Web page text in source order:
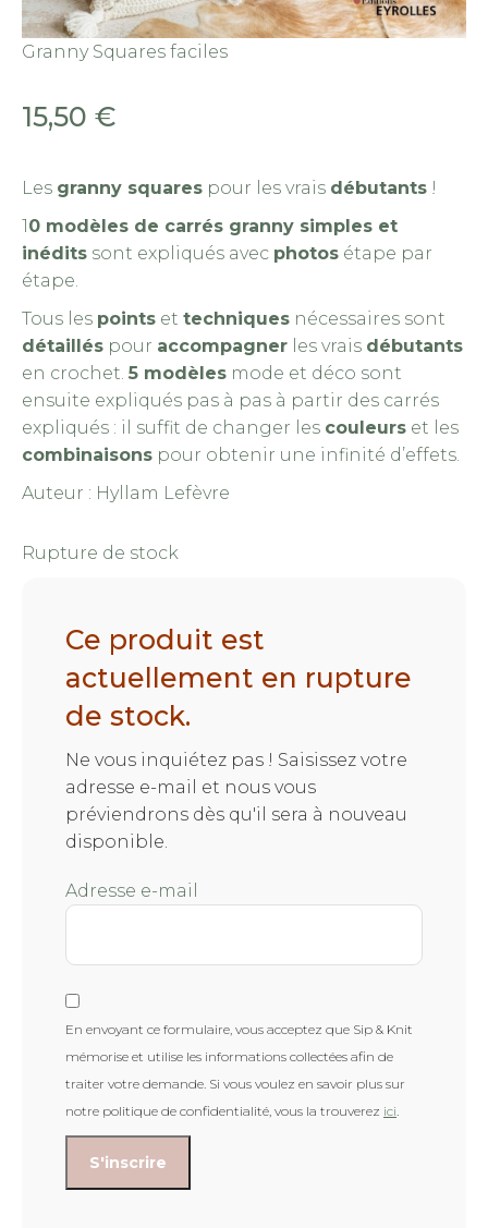
Granny Squares faciles
15,50 €
Les granny squares pour les vrais débutants !
10 modèles de carrés granny simples et
inédits sont expliqués avec photos étape par
étape.
Tous les points et techniques nécessaires sont
détaillés pour accompagner les vrais débutants
en crochet. 5 modèles mode et déco sont
ensuite expliqués pas à pas à partir des carrés
expliqués : il suffit de changer les couleurs et les
combinaisons pour obtenir une infinité d’effets.
Auteur : Hyllam Lefèvre
Rupture de stock
Ce produit est
actuellement en rupture
de stock.
Ne vous inquiétez pas ! Saisissez votre
adresse e-mail et nous vous
préviendrons dès qu'il sera à nouveau
disponible.
Adresse e-mail
En envoyant ce formulaire, vous acceptez que Sip & Knit
mémorise et utilise les informations collectées afin de
traiter votre demande. Si vous voulez en savoir plus sur
notre politique de confidentialité, vous la trouverez ici